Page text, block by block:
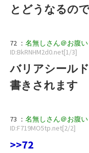
とどうなるの
72 ： 名無しさん＠お腹い
ID:BkRNHM2d0.net[1/3]
バリアシール
書きされます
73 ： 名無しさん＠お腹い
ID:F719MO5tp.net[2/2]
>>72